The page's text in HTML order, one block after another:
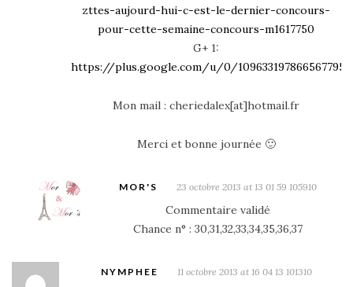
zttes-aujourd-hui-c-est-le-dernier-concours-
pour-cette-semaine-concours-m1617750
G+ 1:
https://plus.google.com/u/0/
Mon mail : cheriedalex[at]hotmail.fr
Merci et bonne journée 🙂
MOR'S 23 octobre 2013 at 13 01 59 105910
Commentaire validé
Chance n° : 30,31,32,33,34,35,36,37
NYMPHEE 11 octobre 2013 at 16 04 13 101310